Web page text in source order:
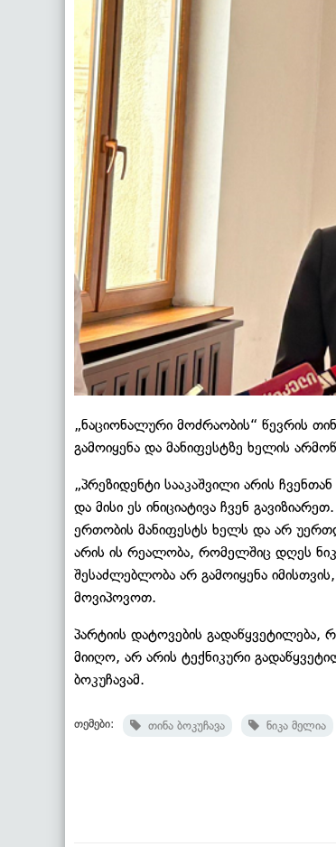
„ნაციონალური მოძრაობის“ წევრის
გამოიყენა და მანიფესტზე ხელის
„პრეზიდენტი სააკაშვილი არის
და მისი ეს ინიციატივა ჩვენ
ერთობის მანიფესტს ხელს და არ
არის ის რეალობა, რომელშიც დღეს
შესაძლებლობა არ გამოიყენა
მოვიპოვოთ.
პარტიის დატოვების
მიიღო, არ არის ტექნიკური
ბოკუჩავამ.
თემები: თინა ბოკუჩავა ნიკა მელია